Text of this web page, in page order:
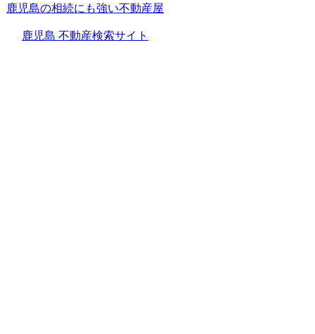
鹿児島の相続にも強い不動産屋
鹿児島 不動産検索サイト